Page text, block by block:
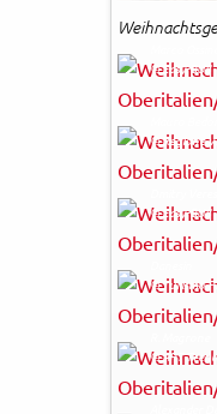
© Easy-BUS
© Regione
© Easy-BUS
© Turismo
© APT